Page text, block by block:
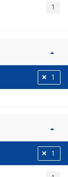
1
1
1